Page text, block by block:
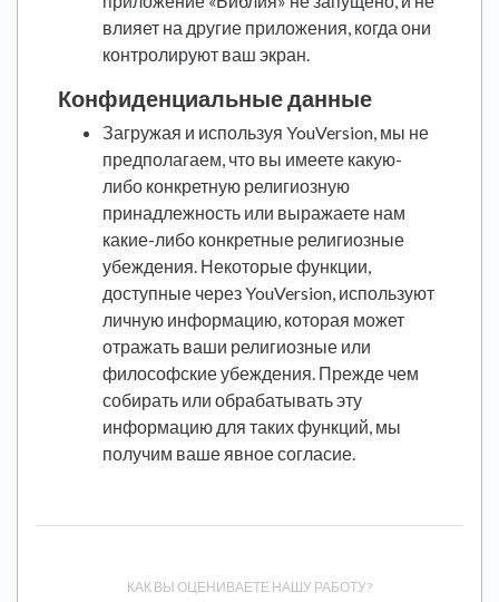
влияет на другие приложения, когда они
контролируют ваш экран.
Конфиденциальные данные
Загружая и используя YouVersion, мы не
предполагаем, что вы имеете какую-
либо конкретную религиозную
принадлежность или выражаете нам
какие-либо конкретные религиозные
убеждения. Некоторые функции,
доступные через YouVersion, используют
личную информацию, которая может
отражать ваши религиозные или
философские убеждения. Прежде чем
собирать или обрабатывать эту
информацию для таких функций, мы
получим ваше явное согласие.
КАК ВЫ ОЦЕНИВАЕТЕ НАШУ РАБОТУ?